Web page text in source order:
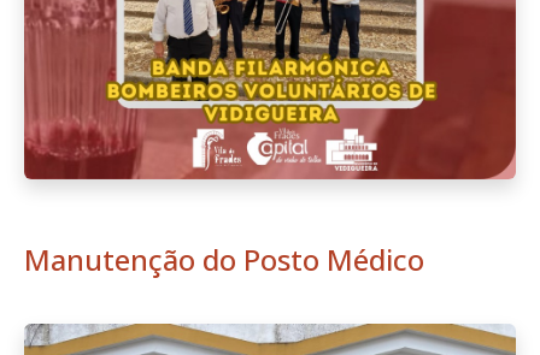
Manutenção do Posto Médico